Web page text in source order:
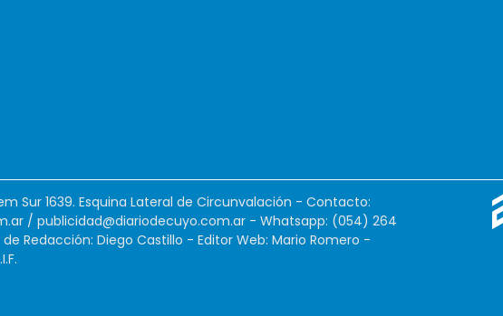
Sur 1639. Esquina Lateral de Circunvalación - Contacto:
/ publicidad@diariodecuyo.com.ar - Whatsapp: (054) 264
Redacción: Diego Castillo - Editor Web: Mario Romero -